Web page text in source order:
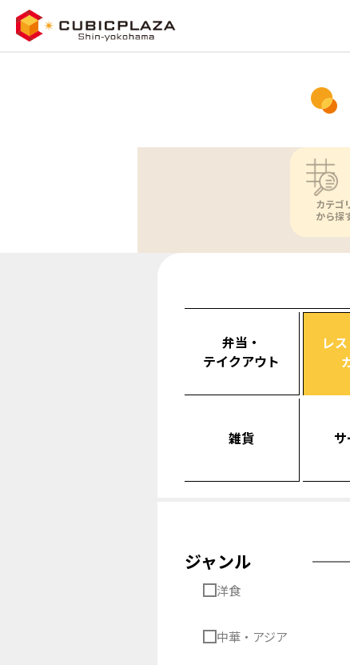
カテゴ
から探
弁当・
テイクアウト
レ
雑貨 サ
ジャンル
洋食
中華・アジア